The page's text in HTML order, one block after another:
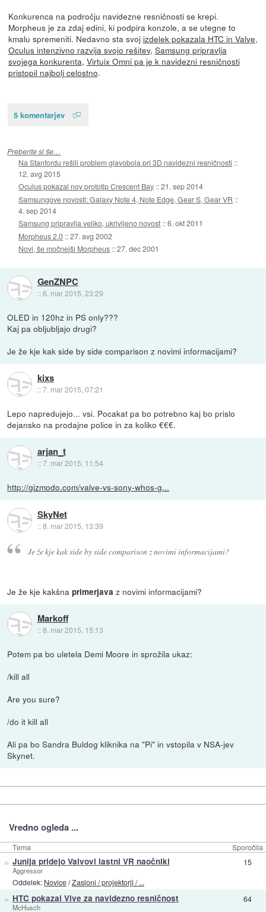
Konkurenca na področju navidezne resničnosti se krepi.
Morpheus je za zdaj edini, ki podpira konzole, a se utegne to
kmalu spremeniti. Nedavno sta svoj izdelek pokazala HTC in Valve,
Oculus intenzivno razvija svojo rešitev, Samsung pripravlja
svojega konkurenta, Virtuix Omni pa je k navidezni resničnosti
pristopil najbolj celostno.
5 komentarjev
Preberite si še…
Na Stanfordu rešili problem glavobola pri 3D navidezni resničnosti ::
12. avg 2015
Oculus pokazal nov prototip Crescent Bay ::21. sep 2014
Samsungove novosti: Galaxy Note 4, Note Edge, Gear S, Gear VR ::
4. sep 2014
Samsung pripravlja veliko, ukrivljeno novost ::6. okt 2011
Morpheus 2.0 ::27. avg 2002
Novi, še močnejši Morpheus ::27. dec 2001
GenZNPC
::6. mar 2015, 23:29
OLED in 120hz in PS only???
Kaj pa obljubljajo drugi?
Je že kje kak side by side comparison z novimi informacijami?
kixs
::7. mar 2015, 07:21
Lepo napredujejo... vsi. Pocakat pa bo potrebno kaj bo prislo
dejansko na prodajne police in za koliko €€€.
arjan_t
::7. mar 2015, 11:54
http://gizmodo.com/valve-vs-sony-whos-g...
SkyNet
::8. mar 2015, 13:39
Je že kje kak side by side comparison z novimi informacijami?
Je že kje kakšnaprimerjavaz novimi informacijami?
Markoff
::8. mar 2015, 15:13
Potem pa bo uletela Demi Moore in sprožila ukaz:
/kill all
Are you sure?
/do it kill all
Ali pa bo Sandra Buldog kliknika na "Pi" in vstopila v NSA-jev
Skynet.
Vredno ogleda ...
Tema Sporočila
» Junija pridejo Valvovi lastni VR naočniki
Aggressor
Oddelek: Novice/Zasloni / projektorji / ...
15
» HTC pokazal Vive za navidezno resničnost
McHusch
64